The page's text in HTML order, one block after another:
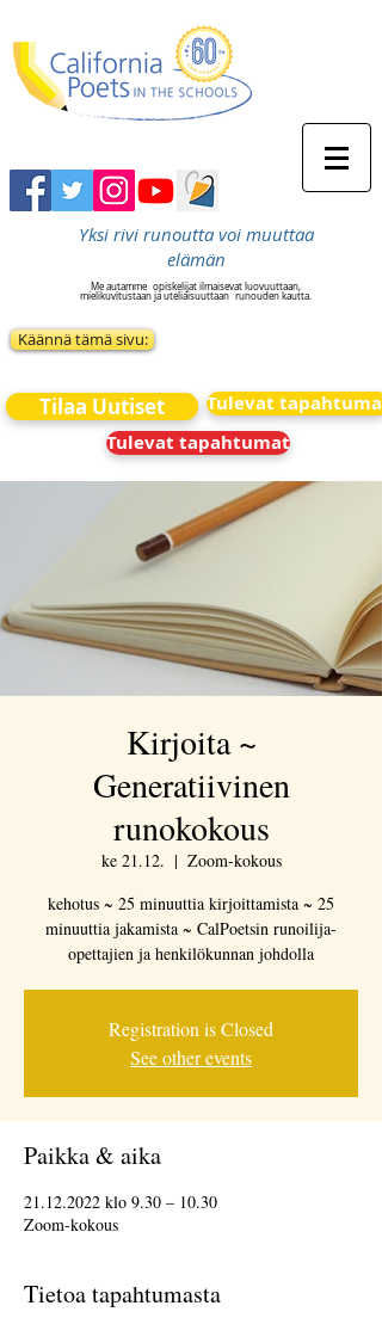
Yksi rivi runoutta voi muuttaa
elämän
Me autamme opiskelijat ilmaisevat luovuuttaan,
mielikuvitustaan ja uteliaisuuttaan runouden kautta.
Käännä tämä sivu:
Tilaa Uutiset
Tulevat tapahtumat
Tulevat tapahtumat
Kirjoita ~
Generatiivinen
runokokous
ke 21.12.
  |
Zoom-kokous
kehotus ~ 25 minuuttia kirjoittamista ~ 25
minuuttia jakamista ~ CalPoetsin runoilija-
opettajien ja henkilökunnan johdolla
Registration is Closed
See other events
Paikka & aika
21.12.2022 klo 9.30 – 10.30
Zoom-kokous
Tietoa tapahtumasta